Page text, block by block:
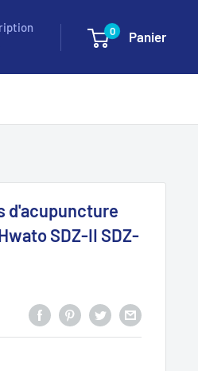
0 Panier
d'acupuncture
SDZ-II SDZ-